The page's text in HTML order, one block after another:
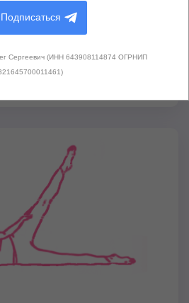
время, а также
упражнениями и
Подписаться
Сергеевич (ИНН 643908114874 ОГРНИП